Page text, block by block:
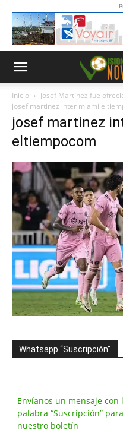
Inicio
Josef Martínez fue
josef martinez inter miami
josef martinez
eltiempocom
Whatsapp “Suscripción”
Envíanos un mensaje con
palabra “Suscripción”
nuestro boletín